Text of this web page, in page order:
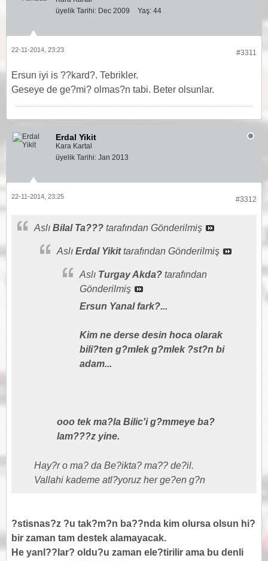
üyelik Tarihi: Dec 2009 Yaş: 44
#3311
22-11-2014, 23:23
Ersun iyi is ??kard?. Tebrikler.
Geseye de ge?mi? olmas?n tabi. Beter olsunlar.
Erdal Yikit
Kara Kartal
üyelik Tarihi: Jan 2013
#3312
22-11-2014, 23:25
Aslı Bilal Ta??? tarafından Gönderilmiş
Aslı Erdal Yikittarafından Gönderilmiş
Aslı Turgay Akda? tarafından
Gönderilmiş
Ersun Yanal fark?...
Kim ne derse desin hoca olarak
bili?ten g?mlek g?mlek ?st?n bi
adam...
ooo tek ma?la Bilic'i g?mmeye ba?
lam???z yine.
Hay?r o ma? da Be?ikta? ma?? de?il.
Vallahi kademe atl?yoruz her ge?en g?n
?stisnas?z ?u tak?m?n ba??nda kim olursa olsun hi?
bir zaman tam destek alamayacak.
He yanl??lar? oldu?u zaman ele?tirilir ama bu denli